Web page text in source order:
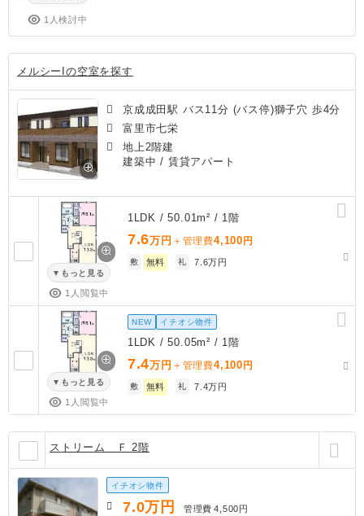
1人検討中
メルシーIの空室を探す
京成成田駅 バス11分 (バス停)獅子穴 歩4分
富里市七栄
地上2階建
建築中 / 賃貸アパート
もっと見る
1人閲覧中
1LDK / 50.01m² / 1階
7.6万円 ＋管理費4,100 円
敷 無料 礼 7.6万円
もっと見る
1人閲覧中
NEW イチオシ物件
1LDK / 50.05m² / 1階
7.4万円 ＋管理費4,100 円
敷 無料 礼 7.4万円
ストリーム Ｆ 2階
イチオシ物件
7.0万円 管理費 4,500円